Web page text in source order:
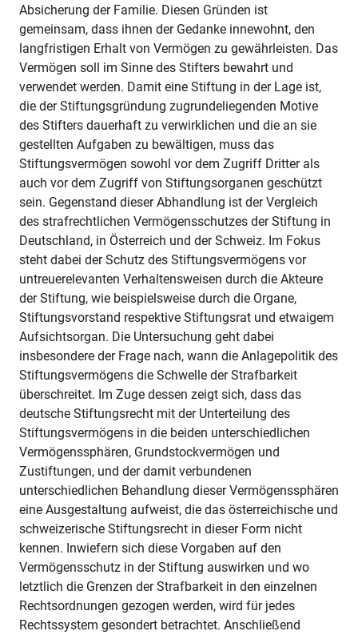
Absicherung der Familie. Diesen Gründen ist
gemeinsam, dass ihnen der Gedanke innewohnt, den
langfristigen Erhalt von Vermögen zu gewährleisten. Das
Vermögen soll im Sinne des Stifters bewahrt und
verwendet werden. Damit eine Stiftung in der Lage ist,
die der Stiftungsgründung zugrundeliegenden Motive
des Stifters dauerhaft zu verwirklichen und die an sie
gestellten Aufgaben zu bewältigen, muss das
Stiftungsvermögen sowohl vor dem Zugriff Dritter als
auch vor dem Zugriff von Stiftungsorganen geschützt
sein. Gegenstand dieser Abhandlung ist der Vergleich
des strafrechtlichen Vermögensschutzes der Stiftung in
Deutschland, in Österreich und der Schweiz. Im Fokus
steht dabei der Schutz des Stiftungsvermögens vor
untreuerelevanten Verhaltensweisen durch die Akteure
der Stiftung, wie beispielsweise durch die Organe,
Stiftungsvorstand respektive Stiftungsrat und etwaigem
Aufsichtsorgan. Die Untersuchung geht dabei
insbesondere der Frage nach, wann die Anlagepolitik des
Stiftungsvermögens die Schwelle der Strafbarkeit
überschreitet. Im Zuge dessen zeigt sich, dass das
deutsche Stiftungsrecht mit der Unterteilung des
Stiftungsvermögens in die beiden unterschiedlichen
Vermögenssphären, Grundstockvermögen und
Zustiftungen, und der damit verbundenen
unterschiedlichen Behandlung dieser Vermögenssphären
eine Ausgestaltung aufweist, die das österreichische und
schweizerische Stiftungsrecht in dieser Form nicht
kennen. Inwiefern sich diese Vorgaben auf den
Vermögensschutz in der Stiftung auswirken und wo
letztlich die Grenzen der Strafbarkeit in den einzelnen
Rechtsordnungen gezogen werden, wird für jedes
Rechtssystem gesondert betrachtet. Anschließend